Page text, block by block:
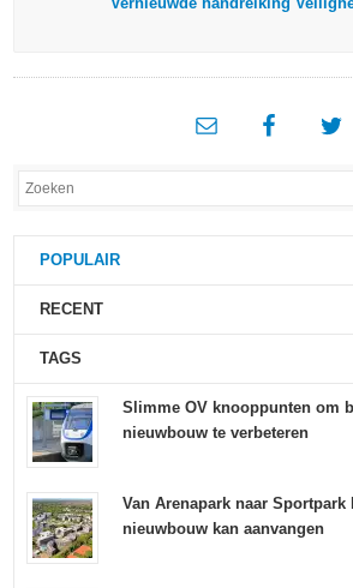
POPULAIR
RECENT
TAGS
Slimme OV knooppunten om
nieuwbouw te verbeteren
Van Arenapark naar Sportpark
nieuwbouw kan aanvangen